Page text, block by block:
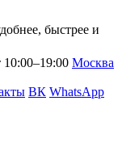
быстрее и
Москва
ВК WhatsApp